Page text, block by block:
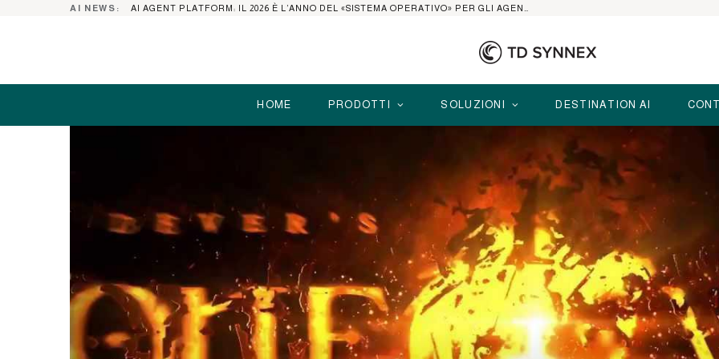
AI NEWS:
HOME PRODOTTI SOLUZIONI DESTINATION AI